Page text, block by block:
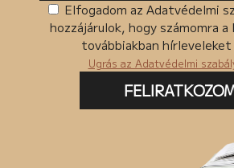
Elfogadom az Adatvédelmi
hozzájárulok, hogy számomra a
továbbiakban hírleveleket
Ugrás az Adatvédelmi